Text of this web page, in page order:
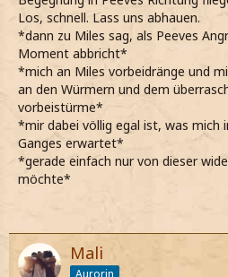
Los, schnell. Lass uns abhauen.
*dann zu Miles sag, als Peeves
Moment abbricht*
*mich an Miles vorbeidränge und
an den Würmern und dem
vorbeistürme*
*mir dabei völlig egal ist, was mich
Ganges erwartet*
*gerade einfach nur von dieser
möchte*
Mali